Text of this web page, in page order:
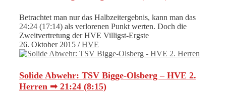
Betrachtet man nur das Halbzeitergebnis, kann man das
24:24 (17:14) als verlorenen Punkt werten. Doch die
Zweitvertretung der HVE Villigst-Ergste
26. Oktober 2015 /HVE
Solide Abwehr: TSV Bigge-Olsberg – HVE 2.
Herren ➟ 21:24 (8:15)